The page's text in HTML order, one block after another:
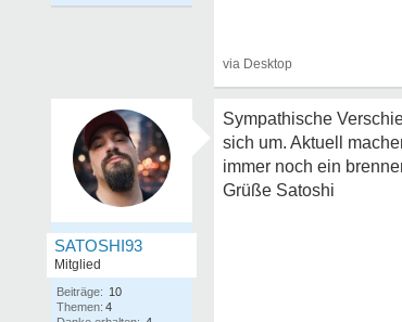
SATOSHI93
Mitglied
Beiträge: 10
Themen: 4
Sympathische
sich um. Aktuell
immer noch ein
Grüße Satoshi